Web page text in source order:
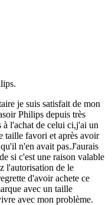
je suis satisfait de mon
Philips depuis très
l'achat de celui ci,j'ai un
taille favori et après avoir
n'en avait pas.J'aurais
si c'est une raison valable
l'autorisation de le
d'avoir achete ce
avec un taille
avec mon problème.